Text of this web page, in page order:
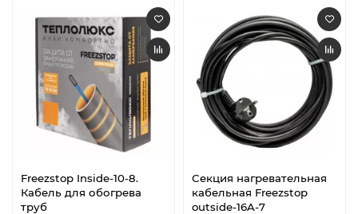
Freezstop Inside-10-8.
Кабель для обогрева
труб
Секция нагревательная
кабельная Freezstop
outside-16A-7